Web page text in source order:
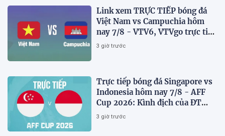
Link xem TRỰC TIẾP bóng đá
Việt Nam vs Campuchia hôm
nay 7/8 - VTV6, VTVgo trực tiếp
AFF Cup 2026
3 giờ trước
Trực tiếp bóng đá Singapore vs
Indonesia hôm nay 7/8 - AFF
Cup 2026: Kình địch của ĐT
Việt Nam thua đau?
3 giờ trước